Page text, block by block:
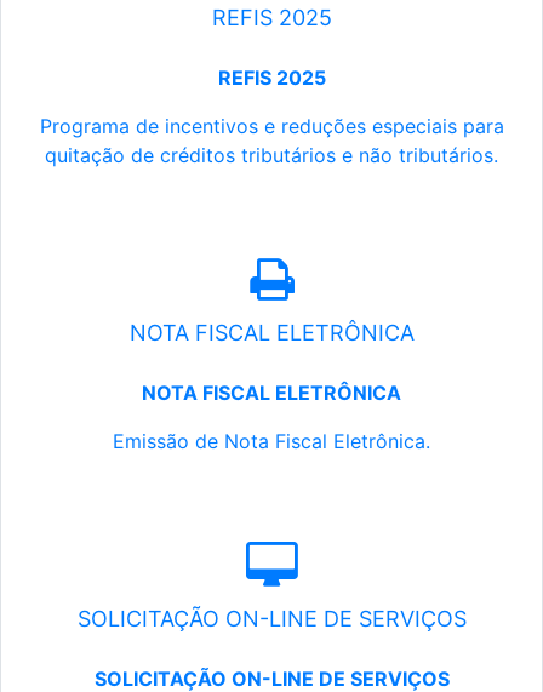
REFIS 2025
REFIS 2025
Programa de incentivos e reduções especiais para
quitação de créditos tributários e não tributários.
NOTA FISCAL ELETRÔNICA
NOTA FISCAL ELETRÔNICA
Emissão de Nota Fiscal Eletrônica.
SOLICITAÇÃO ON-LINE DE SERVIÇOS
SOLICITAÇÃO ON-LINE DE SERVIÇOS